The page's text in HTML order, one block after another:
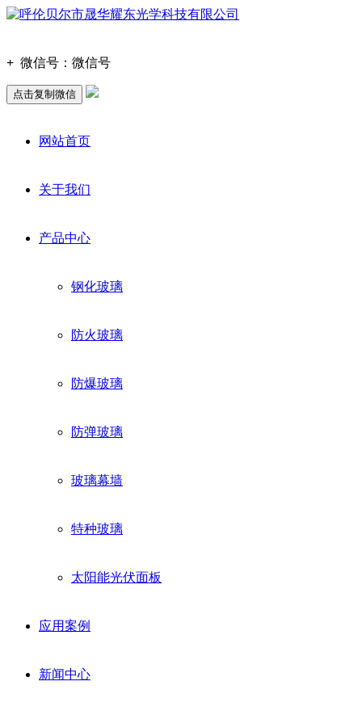
+ 微信号： 微信号
点击复制微信
网站首页
关于我们
产品中心
钢化玻璃
防火玻璃
防爆玻璃
防弹玻璃
玻璃幕墙
特种玻璃
太阳能光伏面板
应用案例
新闻中心